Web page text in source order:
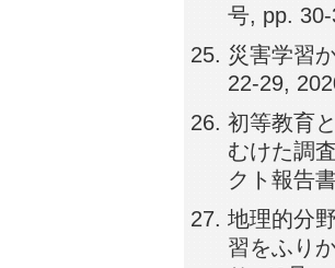
号, pp.
災害学習
22-29,
初等教育
むけた調
クト報告
地理的分
習をふり